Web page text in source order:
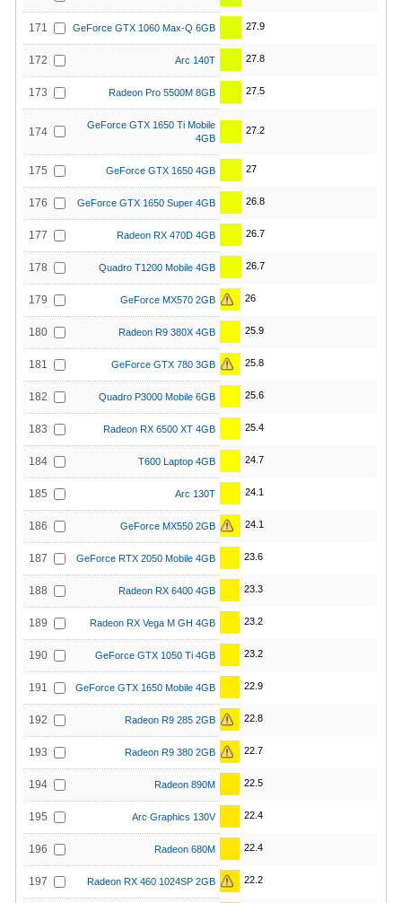
171 GeForce GTX 1060 Max-Q 6GB 27.9
172 Arc 140T 27.8
173 Radeon Pro 5500M 8GB 27.5
174
GeForce GTX 1650 Ti Mobile
4GB
27.2
175 GeForce GTX 1650 4GB 27
176 GeForce GTX 1650 Super 4GB 26.8
177 Radeon RX 470D 4GB 26.7
178 Quadro T1200 Mobile 4GB 26.7
179 GeForce MX570 2GB 26
180 Radeon R9 380X 4GB 25.9
181 GeForce GTX 780 3GB 25.8
182 Quadro P3000 Mobile 6GB 25.6
183 Radeon RX 6500 XT 4GB 25.4
184 T600 Laptop 4GB 24.7
185 Arc 130T 24.1
186 GeForce MX550 2GB 24.1
187 GeForce RTX 2050 Mobile 4GB 23.6
188 Radeon RX 6400 4GB 23.3
189 Radeon RX Vega M GH 4GB 23.2
190 GeForce GTX 1050 Ti 4GB 23.2
191 GeForce GTX 1650 Mobile 4GB 22.9
192 Radeon R9 285 2GB 22.8
193 Radeon R9 380 2GB 22.7
194 Radeon 890M 22.5
195 Arc Graphics 130V 22.4
196 Radeon 680M 22.4
197 Radeon RX 460 1024SP 2GB 22.2